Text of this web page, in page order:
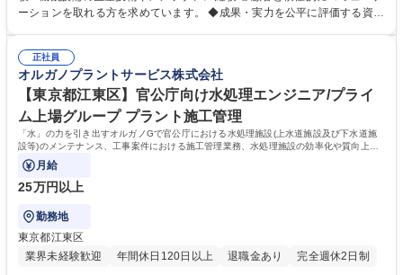
プ各社と協力して業務を進めていきます。 【オルガノの技術力】世界トッ
「水」に秘められた能力を引き出し、産業と社会の未来を拓いていきま
す。※建物の改変を伴う業務は含まない 募集職種 【厚木】水処理エンジ
ニア/プライム上場グループ/半導体需要で好調/土日祝休
ーションを取れる方を求めています。 ◆成果・実力を公平に評価する資格
ます。 ◆高度経済成長期に普及した全国の多くの上下水道施設が老朽化、
更新時期を迎えています。「水」の能力を引き出すプライム市場上場オル
ガノグループで、水処理プラントに関する経験を活かして活躍できます。
学歴・資格 学歴：大学院 大学 高専 短大 専修学校 高校 語学力： 資格：第
一種運転免許普通自動車
正社員
オルガノプラントサービス株式会社
【東京都江東区】官公庁向け水処理エンジニア/プライ
ム上場グループ プラント施工管理
「水」の力を引き出すオルガノGで官公庁における水処理施設(上水道施設及び下水道施
設等)のメンテナンス、工事案件における施工管理業務、水処理施設の効率化や質向上、
新施設の企画・提案もご担当いただきます。
月給
25万円以上
勤務地
東京都江東区
業界未経験歓迎
年間休日120日以上 退職金あり 完全週休2日制